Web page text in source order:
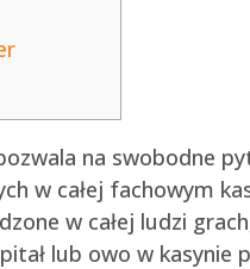
na swobodne
w całej fachowym
w całej ludzi
lub owo w kasynie